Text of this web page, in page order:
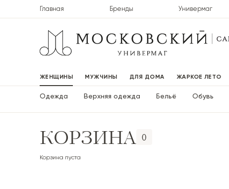
Главная Бренды Универмаг
ЖЕНЩИНЫ МУЖЧИНЫ ДЛЯ ДОМА ЖАРКОЕ ЛЕТО
Одежда Верхняя одежда Бельё Обувь
КОРЗИНА 0
Корзина пуста